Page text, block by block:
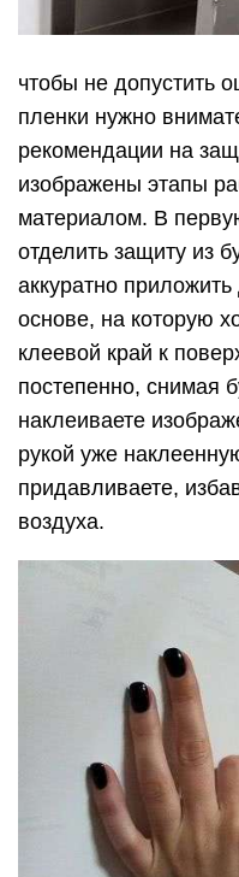
чтобы не допустить
пленки нужно
рекомендации на
изображены этапы
материалом. В
отделить защиту из
аккуратно
основе, на которую
клеевой край к
постепенно, снимая
наклеиваете
рукой уже
придавливаете,
воздуха.